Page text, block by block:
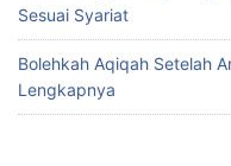
Sesuai Syariat
Bolehkah Aqiqah Setelah
Lengkapnya